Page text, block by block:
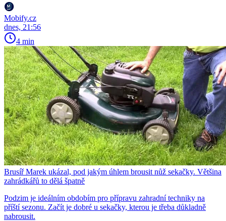
Mobify.cz
dnes, 21:56
4 min
Brusíř Marek ukázal, pod jakým úhlem brousit nůž sekačky. Většina
zahrádkářů to dělá špatně
Podzim je ideálním obdobím pro přípravu zahradní techniky na
příští sezonu. Začít je dobré u sekačky, kterou je třeba důkladně
nabrousit.